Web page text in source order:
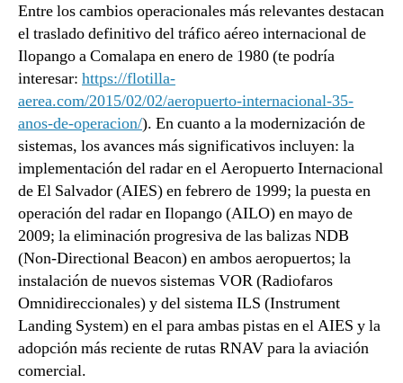
Entre los cambios operacionales más relevantes destacan
el traslado definitivo del tráfico aéreo internacional de
Ilopango a Comalapa en enero de 1980 (te podría
interesar: https://flotilla-
aerea.com/2015/02/02/aeropuerto-internacional-35-
anos-de-operacion/). En cuanto a la modernización de
sistemas, los avances más significativos incluyen: la
implementación del radar en el Aeropuerto Internacional
de El Salvador (AIES) en febrero de 1999; la puesta en
operación del radar en Ilopango (AILO) en mayo de
2009; la eliminación progresiva de las balizas NDB
(Non-Directional Beacon) en ambos aeropuertos; la
instalación de nuevos sistemas VOR (Radiofaros
Omnidireccionales) y del sistema ILS (Instrument
Landing System) en el para ambas pistas en el AIES y la
adopción más reciente de rutas RNAV para la aviación
comercial.